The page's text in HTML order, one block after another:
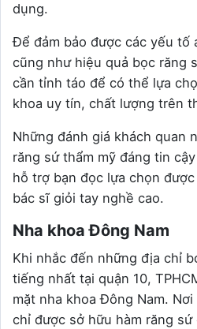
dụng.
Để đảm bảo được các yếu tố
cũng như hiệu quả bọc răng
cần tỉnh táo để có thể lựa
khoa uy tín, chất lượng trên
Những đánh giá khách quan
răng sứ thẩm mỹ đáng tin
hỗ trợ bạn đọc lựa chọn
bác sĩ giỏi tay nghề cao.
Nha khoa Đông Nam
Khi nhắc đến những địa chỉ
tiếng nhất tại quận 10,
mặt nha khoa Đông Nam.
chỉ được sở hữu hàm răng